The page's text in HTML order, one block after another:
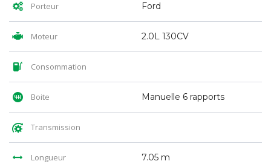
Porteur Ford
Moteur 2.0L 130CV
Consommation
Boite Manuelle 6 rapports
Transmission
Longueur 7.05 m